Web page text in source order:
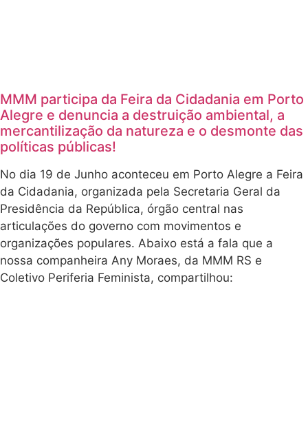
MMM participa da Feira da Cidadania em Porto
Alegre e denuncia a destruição ambiental, a
mercantilização da natureza e o desmonte das
políticas públicas!
No dia 19 de Junho aconteceu em Porto Alegre a Feira
da Cidadania, organizada pela Secretaria Geral da
Presidência da República, órgão central nas
articulações do governo com movimentos e
organizações populares. Abaixo está a fala que a
nossa companheira Any Moraes, da MMM RS e
Coletivo Periferia Feminista, compartilhou: